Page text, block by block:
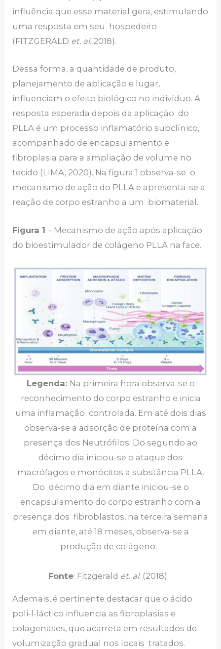
influência que esse material gera, estimulando
uma resposta em seu hospedeiro
(FITZGERALD et. al. 2018).
Dessa forma, a quantidade de produto,
planejamento de aplicação e lugar,
influenciam o efeito biológico no indivíduo. A
resposta esperada depois da aplicação do
PLLA é um processo inflamatório subclínico,
acompanhado de encapsulamento e
fibroplasia para a ampliação de volume no
tecido (LIMA, 2020). Na figura 1 observa-se o
mecanismo de ação do PLLA e apresenta-se a
reação de corpo estranho a um biomaterial.
Figura 1– Mecanismo de ação após aplicação
do bioestimulador de colágeno PLLA na face.
Legenda: Na primeira hora observa-se o
reconhecimento do corpo estranho e inicia
uma inflamação controlada. Em até dois dias
observa-se a adsorção de proteína com a
presença dos Neutrófilos. Do segundo ao
décimo dia iniciou-se o ataque dos
macrófagos e monócitos a substância PLLA.
Do décimo dia em diante iniciou-se o
encapsulamento do corpo estranho com a
presença dos fibroblastos, na terceira semana
em diante, até 18 meses, observa-se a
produção de colágeno.
Fonte: Fitzgerald et. al. (2018).
Ademais, é pertinente destacar que o ácido
poli-l-láctico influencia as fibroplasias e
colagenases, que acarreta em resultados de
volumização gradual nos locais tratados.